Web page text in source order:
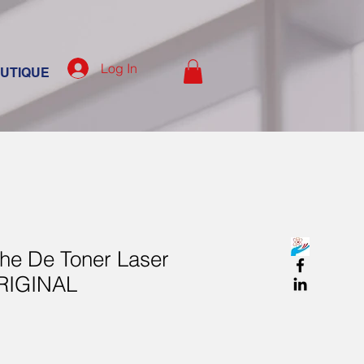
Log In
De Toner Laser